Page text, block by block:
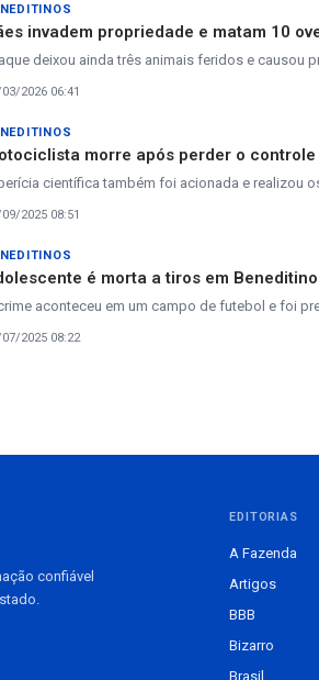
invadem propriedade e matam 10
deixou ainda três animais feridos e causou
2026 06:41
morre após perder o
científica também foi acionada e realizou
2025 08:51
é morta a tiros em
aconteceu em um campo de futebol e foi
2025 08:22
confiável
EDITORIAS
A Fazenda
Artigos
BBB
Bizarro
Brasil